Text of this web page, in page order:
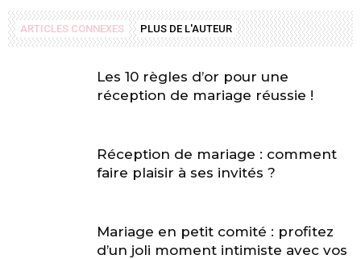
ARTICLES CONNEXES PLUS DE L'AUTEUR
Les 10 règles d’or pour une
réception de mariage réussie !
Réception de mariage : comment
faire plaisir à ses invités ?
Mariage en petit comité : profitez
d’un joli moment intimiste avec vos